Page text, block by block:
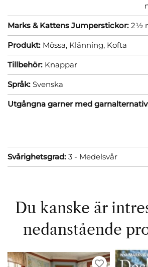
Marks & Kattens Jumperstickor: 2½
Produkt: Mössa, Klänning, Kofta
Tillbehör: Knappar
Språk: Svenska
Utgångna garner med
Svårighetsgrad: 3 - Medelsvår
Du kanske är
nedanstående